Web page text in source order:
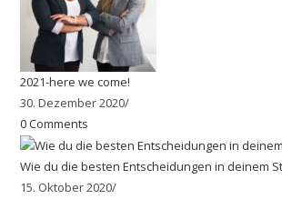
2021-here we come!
30. Dezember 2020/
0 Comments
Wie du die besten Entscheidungen in deinem
15. Oktober 2020/